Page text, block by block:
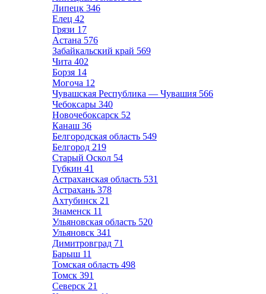
Липецк 346
Елец 42
Грязи 17
Астана 576
Забайкальский край 569
Чита 402
Борзя 14
Могоча 12
Чувашская Республика — Чувашия 566
Чебоксары 340
Новочебоксарск 52
Канаш 36
Белгородская область 549
Белгород 219
Старый Оскол 54
Губкин 41
Астраханская область 531
Астрахань 378
Ахтубинск 21
Знаменск 11
Ульяновская область 520
Ульяновск 341
Димитровград 71
Барыш 11
Томская область 498
Томск 391
Северск 21